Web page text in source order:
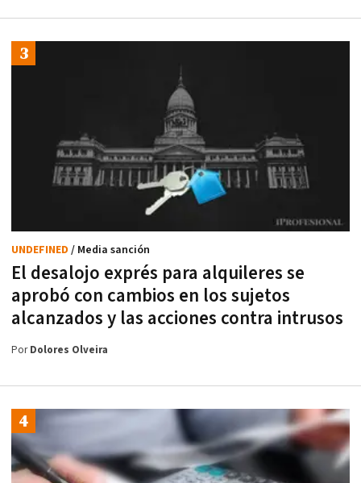
El desalojo exprés para alquileres se
aprobó con cambios en los sujetos
alcanzados y las acciones contra intrusos
UNDEFINED / Media sanción
PorDolores Olveira